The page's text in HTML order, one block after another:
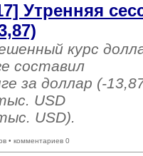
Утренняя
курс
составил
за доллар (-
USD
USD).
• комментариев 0